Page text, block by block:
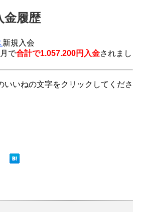
金履歴
新規入会
で合計で1.057.200円入金されまし
いいねの文字をクリックしてくださ